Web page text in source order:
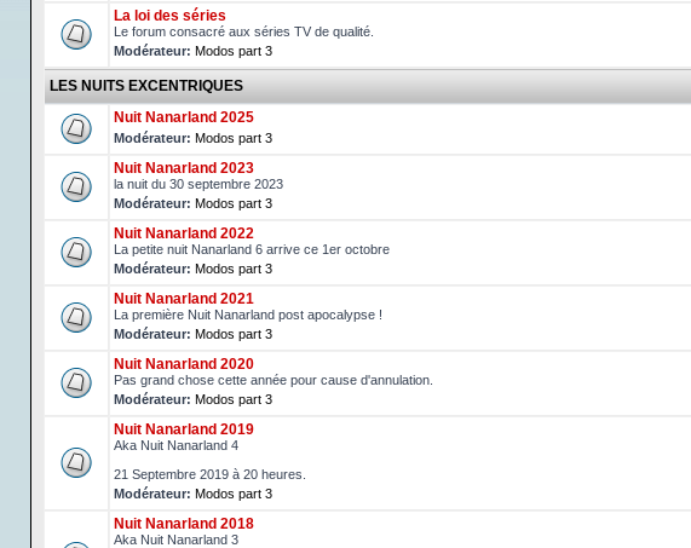
La loi des séries
Le forum consacré aux séries TV de qualité.
Modérateur: Modos part 3
LES NUITS EXCENTRIQUES
Nuit Nanarland 2025
Modérateur: Modos part 3
Nuit Nanarland 2023
la nuit du 30 septembre 2023
Modérateur: Modos part 3
Nuit Nanarland 2022
La petite nuit Nanarland 6 arrive ce 1er octobre
Modérateur: Modos part 3
Nuit Nanarland 2021
La première Nuit Nanarland post apocalypse !
Modérateur: Modos part 3
Nuit Nanarland 2020
Pas grand chose cette année pour cause d'annulation.
Modérateur: Modos part 3
Nuit Nanarland 2019
Aka Nuit Nanarland 4
21 Septembre 2019 à 20 heures.
Modérateur: Modos part 3
Nuit Nanarland 2018
Aka Nuit Nanarland 3